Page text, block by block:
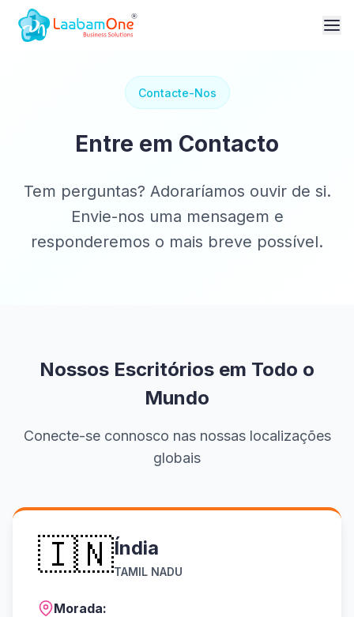
Contacte-Nos
Entre em Contacto
Tem perguntas? Adoraríamos ouvir de si.
Envie-nos uma mensagem e
responderemos o mais breve possível.
Nossos Escritórios em Todo o
Mundo
Conecte-se connosco nas nossas localizações
globais
🇮🇳Índia
TAMIL NADU
Morada: